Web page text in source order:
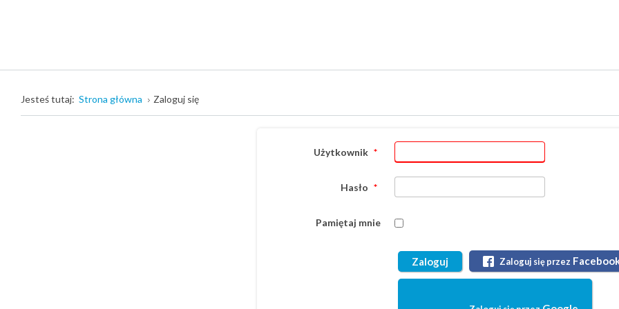
Jesteś tutaj: Strona główna Zaloguj się
Użytkownik *
Hasło *
Pamiętaj mnie
Zaloguj Zaloguj się przez